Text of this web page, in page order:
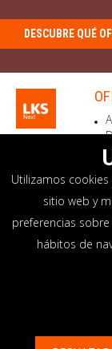
DESCUBRE QUÉ
CP
Política de
Utilizamos
sitio web y
preferencias
hábitos de